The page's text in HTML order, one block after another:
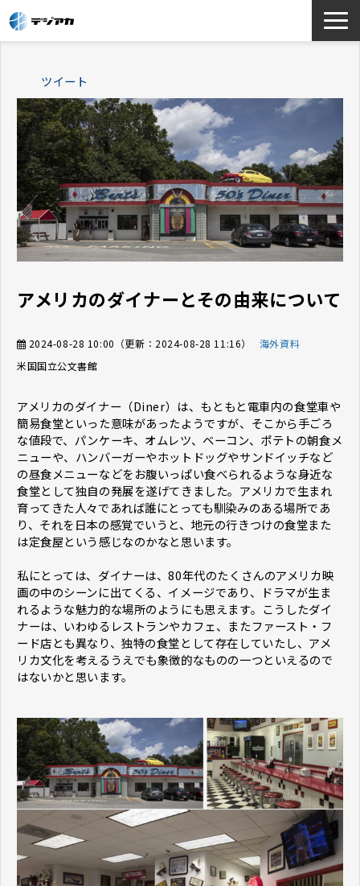
お役立ち情報
導入事例
よくあるご質問
ツイート
アメリカのダイナーとその由来について
2024-08-28 10:00 （更新： 2024-08-28 11:16）
海外資料
米国国立公文書館
アメリカのダイナー（Diner）は、もともと電車内の食堂車や
簡易食堂といった意味があったようですが、そこから手ごろ
な値段で、パンケーキ、オムレツ、ベーコン、ポテトの朝食メ
ニューや、ハンバーガーやホットドッグやサンドイッチなど
の昼食メニューなどをお腹いっぱい食べられるような身近な
食堂として独自の発展を遂げてきました。アメリカで生まれ
育ってきた人々であれば誰にとっても馴染みのある場所であ
り、それを日本の感覚でいうと、地元の行きつけの食堂また
は定食屋という感じなのかなと思います。
私にとっては、ダイナーは、80年代のたくさんのアメリカ映
画の中のシーンに出てくる、イメージであり、ドラマが生ま
れるような魅力的な場所のようにも思えます。こうしたダイ
ナーは、いわゆるレストランやカフェ、またファースト・フ
ード店とも異なり、独特の食堂として存在していたし、アメ
リカ文化を考えるうえでも象徴的なものの一つといえるので
はないかと思います。